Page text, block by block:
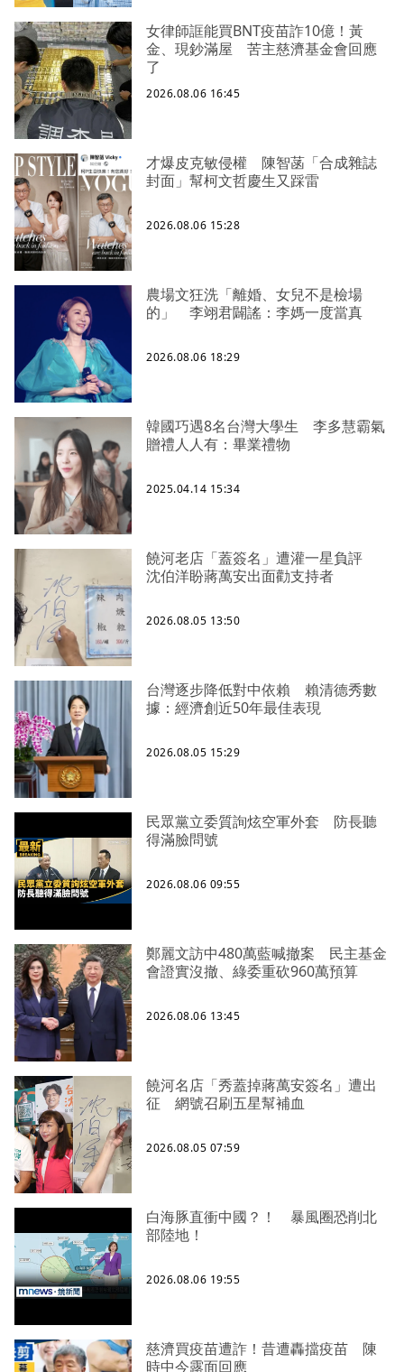
女律師誆能買BNT疫苗詐10億！黃
金、現鈔滿屋 苦主慈濟基金會回應
了
2026.08.06 16:45
才爆皮克敏侵權 陳智菡「合成雜誌
封面」幫柯文哲慶生又踩雷
2026.08.06 15:28
農場文狂洗「離婚、女兒不是檢場
的」 李翊君闢謠：李媽一度當真
2026.08.06 18:29
韓國巧遇8名台灣大學生 李多慧霸氣
贈禮人人有：畢業禮物
2025.04.14 15:34
饒河老店「蓋簽名」遭灌一星負評
沈伯洋盼蔣萬安出面勸支持者
2026.08.05 13:50
台灣逐步降低對中依賴 賴清德秀數
據：經濟創近50年最佳表現
2026.08.05 15:29
民眾黨立委質詢炫空軍外套 防長聽
得滿臉問號
2026.08.06 09:55
鄭麗文訪中480萬藍喊撤案 民主基金
會證實沒撤、綠委重砍960萬預算
2026.08.06 13:45
饒河名店「秀蓋掉蔣萬安簽名」遭出
征 網號召刷五星幫補血
2026.08.05 07:59
白海豚直衝中國？！ 暴風圈恐削北
部陸地！
2026.08.06 19:55
慈濟買疫苗遭詐！昔遭轟擋疫苗 陳
時中今露面回應